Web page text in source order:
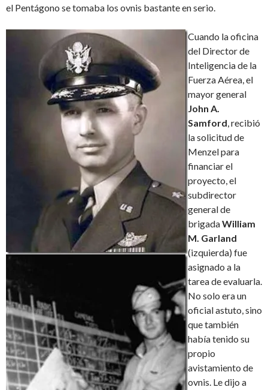
el Pentágono se tomaba los ovnis bastante en serio.
Cuando la oficina
del Director de
Inteligencia de la
Fuerza Aérea, el
mayor general
John A.
Samford, recibió
la solicitud de
Menzel para
financiar el
proyecto, el
subdirector
general de
brigadaWilliam
M. Garland
(izquierda) fue
asignado a la
tarea de evaluarla.
No solo era un
oficial astuto, sino
que también
había tenido su
propio
avistamiento de
ovnis. Le dijo a